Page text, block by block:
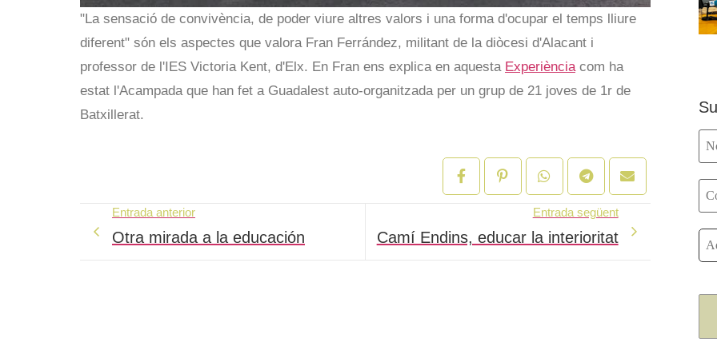
"La sensació de convivència, de poder viure altres valors i una forma d'ocupar el temps lliure
diferent" són els aspectes que valora Fran Ferrández, militant de la diòcesi d'Alacant i
professor de l'IES Victoria Kent, d'Elx. En Fran ens explica en aquesta Experiència com ha
estat l'Acampada que han fet a Guadalest auto-organitzada per un grup de 21 joves de 1r de
Batxillerat.
Entrada anterior
Otra mirada a la educación
Entrada següent
Camí Endins, educar la interioritat